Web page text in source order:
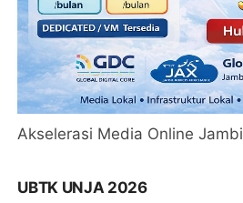
Akselerasi Media Online Jambi
UBTK UNJA 2026